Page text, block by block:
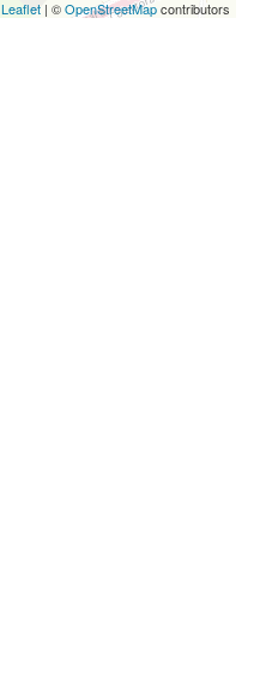
Leaflet | ©OpenStreetMapcontributors